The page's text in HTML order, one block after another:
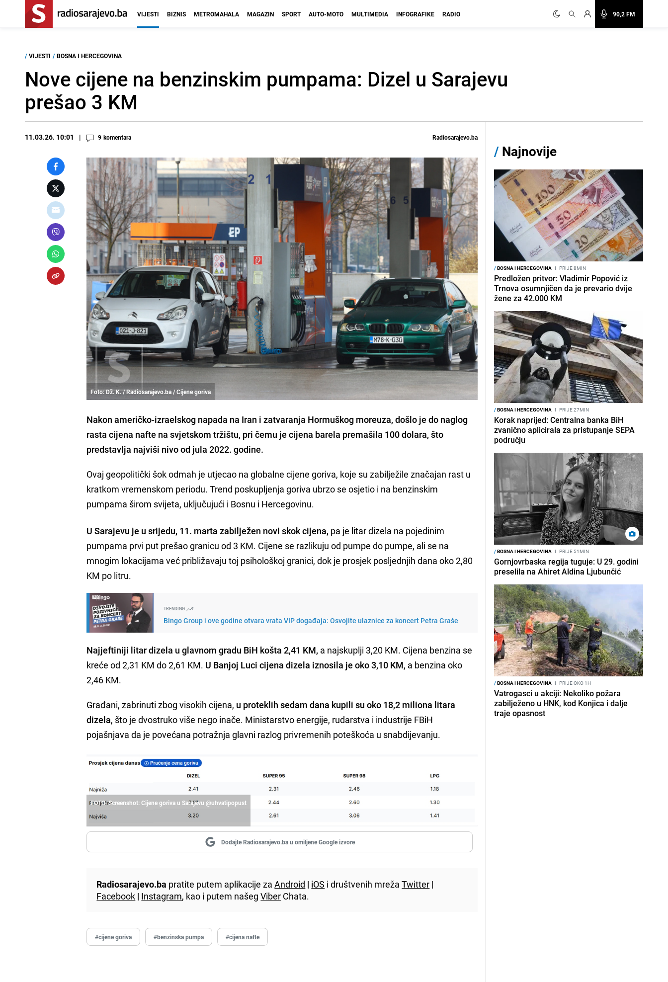
90,2 FM
VIJESTI BIZNIS METROMAHALA MAGAZIN SPORT AUTO-MOTO MULTIMEDIA INFOGRAFIKE RADIO
/ VIJESTI / BOSNA I HERCEGOVINA
Nove cijene na benzinskim pumpama: Dizel u Sarajevu
prešao 3 KM
11.03.26. 10:01 9 komentara Radiosarajevo.ba
Foto: Dž. K. / Radiosarajevo.ba / Cijene goriva
Nakon američko-izraelskog napada na Iran i zatvaranja Hormuškog moreuza, došlo je do naglog
rasta cijena nafte na svjetskom tržištu, pri čemu je cijena barela premašila 100 dolara, što
predstavlja najviši nivo od jula 2022. godine.
Ovaj geopolitički šok odmah je utjecao na globalne cijene goriva, koje su zabilježile značajan rast u
kratkom vremenskom periodu. Trend poskupljenja goriva ubrzo se osjetio i na benzinskim
pumpama širom svijeta, uključujući i Bosnu i Hercegovinu.
U Sarajevu je u srijedu, 11. marta zabilježen novi skok cijena, pa je litar dizela na pojedinim
pumpama prvi put prešao granicu od 3 KM. Cijene se razlikuju od pumpe do pumpe, ali se na
mnogim lokacijama već približavaju toj psihološkoj granici, dok je prosjek posljednjih dana oko 2,80
KM po litru.
TRENDING
Bingo Group i ove godine otvara vrata VIP događaja: Osvojite ulaznice za koncert Petra Graše
Najjeftiniji litar dizela u glavnom gradu BiH košta 2,41 KM, a najskuplji 3,20 KM. Cijena benzina se
kreće od 2,31 KM do 2,61 KM. U Banjoj Luci cijena dizela iznosila je oko 3,10 KM, a benzina oko
2,46 KM.
Građani, zabrinuti zbog visokih cijena, u proteklih sedam dana kupili su oko 18,2 miliona litara
dizela, što je dvostruko više nego inače. Ministarstvo energije, rudarstva i industrije FBiH
pojašnjava da je povećana potražnja glavni razlog privremenih poteškoća u snabdijevanju.
FOTO: Screenshot: Cijene goriva u Sarajevu @uhvatipopust
Dodajte Radiosarajevo.ba u omiljene Google izvore
Radiosarajevo.ba pratite putem aplikacije zaAndroid | iOS i društvenih mrežaTwitter |
Facebook | Instagram, kao i putem našegViber Chata.
#cijene goriva #benzinska pumpa #cijena nafte
/ Najnovije
/BOSNA I HERCEGOVINA I PRIJE 8MIN
Predložen pritvor: Vladimir Popović iz
Trnova osumnjičen da je prevario dvije
žene za 42.000 KM
/BOSNA I HERCEGOVINA I PRIJE 27MIN
Korak naprijed: Centralna banka BiH
zvanično aplicirala za pristupanje SEPA
području
/BOSNA I HERCEGOVINA I PRIJE 51MIN
Gornjovrbaska regija tuguje: U 29. godini
preselila na Ahiret Aldina Ljubunčić
/BOSNA I HERCEGOVINA I PRIJE OKO 1H
Vatrogasci u akciji: Nekoliko požara
zabilježeno u HNK, kod Konjica i dalje
traje opasnost